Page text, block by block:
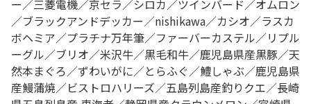
ー／三菱電機／京セラ／シロカ／ツインバード／オムロン
／ブラックアンドデッカー／nishikawa／カシオ／ラスカ
ボヘミア／プラチナ万年筆／ファーバーカステル／リプル
ーグル／ブリオ／米沢牛／黒毛和牛／鹿児島県産黒豚／天
然本まぐろ／ずわいがに／とらふぐ／鱧しゃぶ／鹿児島県
産鰻蒲焼／ビストロハリーズ／五島列島産釣りクエ／長崎